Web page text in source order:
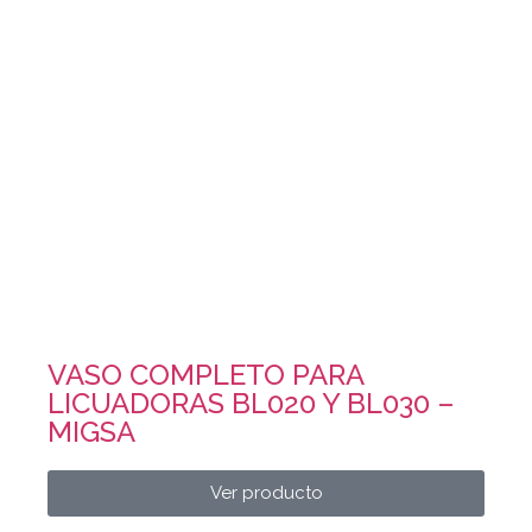
VASO COMPLETO PARA
LICUADORAS BL020 Y BL030 –
MIGSA
Ver producto